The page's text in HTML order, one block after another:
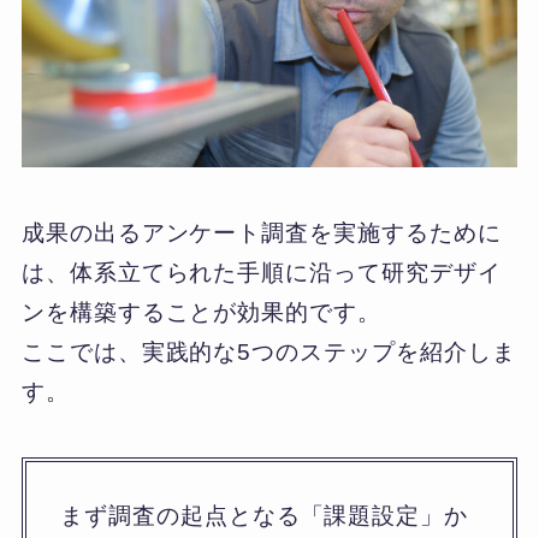
成果の出るアンケート調査を実施するために
は、体系立てられた手順に沿って研究デザイ
ンを構築することが効果的です。
ここでは、実践的な5つのステップを紹介しま
す。
まず調査の起点となる「課題設定」か